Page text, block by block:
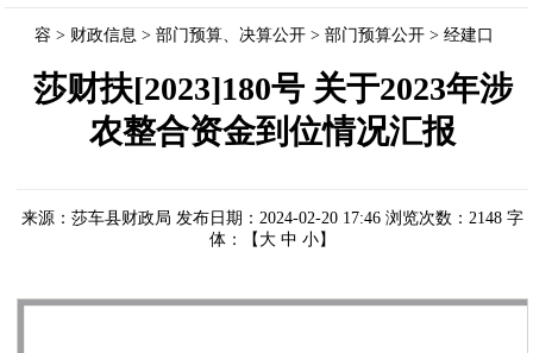
容 > 财政信息 >部门预算、决算公开 >部门预算公开 >经建口
莎财扶[2023]180号 关于2023年涉
农整合资金到位情况汇报
来源：莎车县财政局 发布日期：2024-02-20 17:46 浏览次数： 2148 字
体：【 大 中 小】